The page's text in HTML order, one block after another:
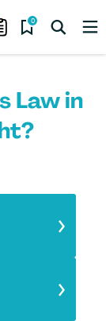
0
Law in